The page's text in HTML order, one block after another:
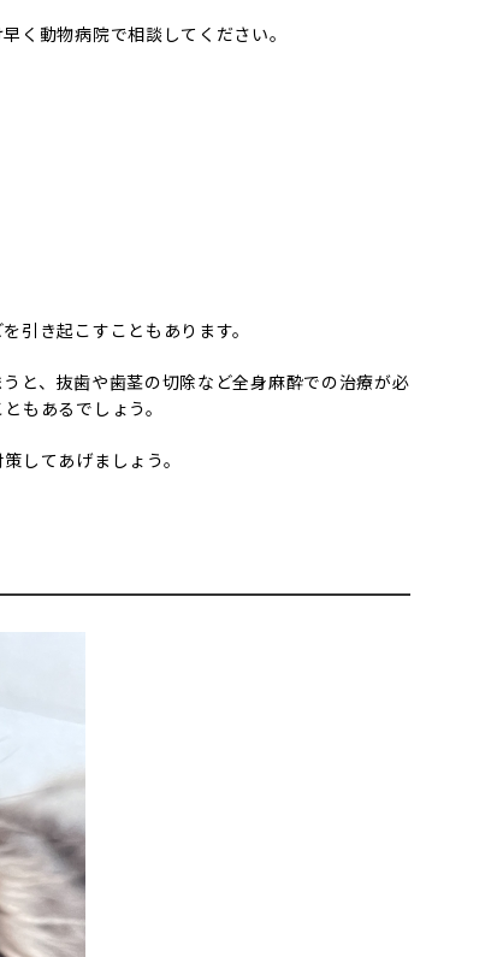
く動物病院で相談してください。
引き起こすこともあります。
と、抜歯や歯茎の切除など全身麻酔での治療が必
もあるでしょう。
してあげましょう。